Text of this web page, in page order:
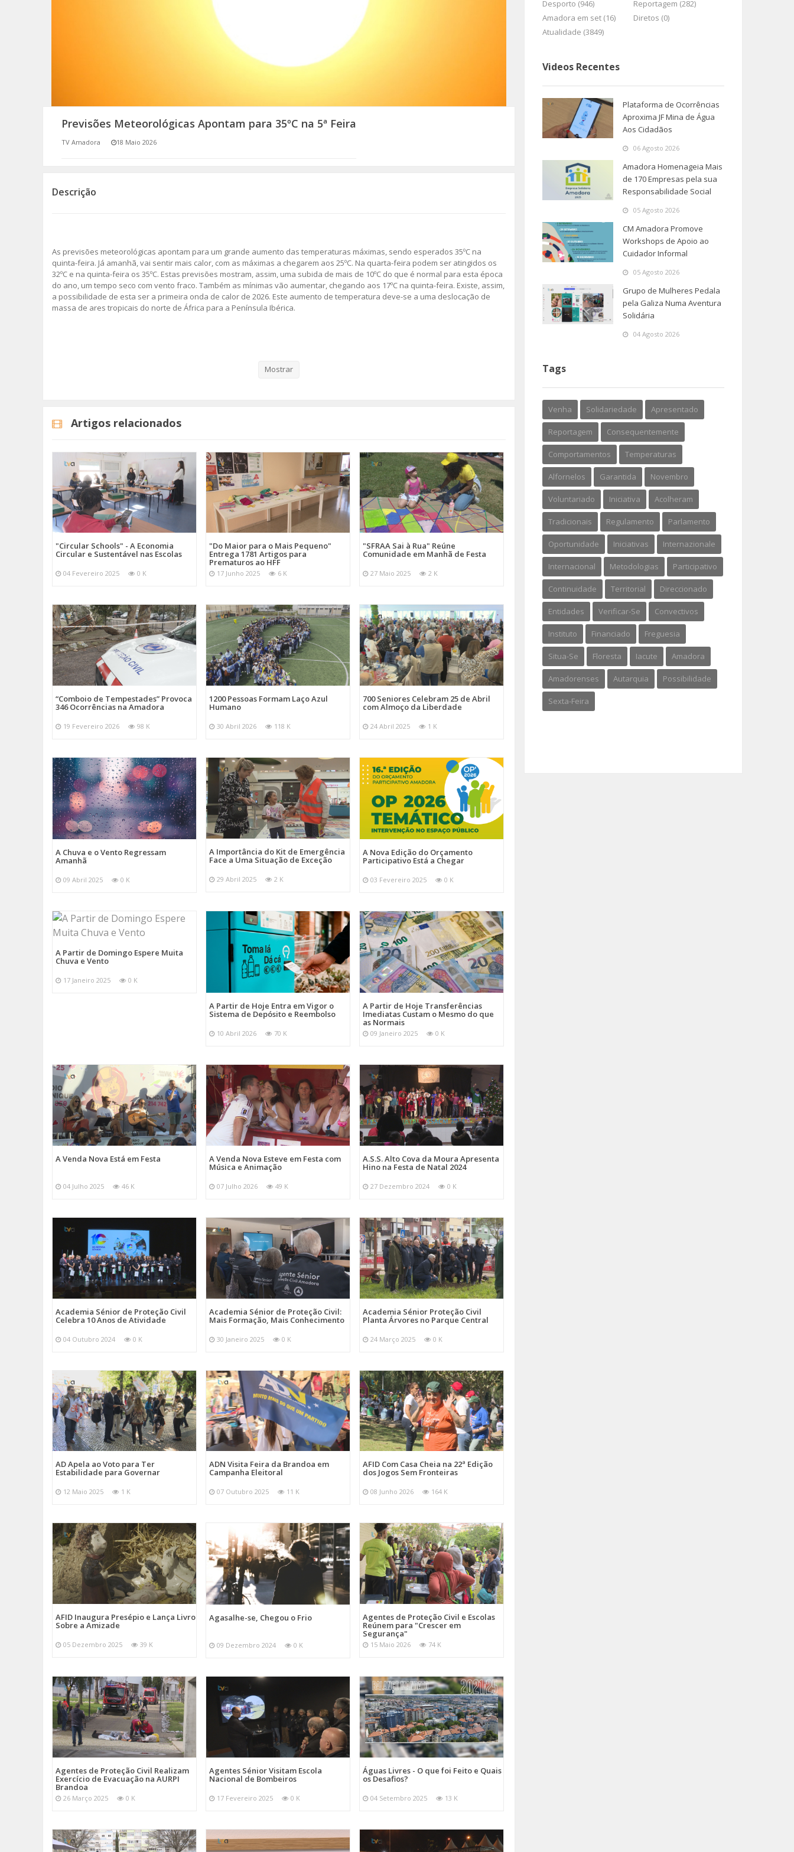
(RE) PENSAMENTOS
Previsões Meteorológicas Apontam para 35ºC na 5ª Feira
TV Amadora 18 Maio 2026
Descrição
As previsões meteorológicas apontam para um grande aumento das temperaturas máximas, sendo esperados 35ºC na
quinta-feira. Já amanhã, vai sentir mais calor, com as máximas a chegarem aos 25ºC. Na quarta-feira podem ser atingidos os
32ºC e na quinta-feira os 35ºC. Estas previsões mostram, assim, uma subida de mais de 10ºC do que é normal para esta época
do ano, um tempo seco com vento fraco. Também as mínimas vão aumentar, chegando aos 17ºC na quinta-feira. Existe, assim,
a possibilidade de esta ser a primeira onda de calor de 2026. Este aumento de temperatura deve-se a uma deslocação de
massa de ares tropicais do norte de África para a Península Ibérica.
Mostrar
Artigos relacionados
"Circular Schools" - A Economia
Circular e Sustentável nas Escolas
04 Fevereiro 2025 0 K
"Do Maior para o Mais Pequeno"
Entrega 1781 Artigos para
Prematuros ao HFF
17 Junho 2025 6 K
"SFRAA Sai à Rua" Reúne
Comunidade em Manhã de Festa
27 Maio 2025 2 K
“Comboio de Tempestades” Provoca
346 Ocorrências na Amadora
19 Fevereiro 2026 98 K
1200 Pessoas Formam Laço Azul
Humano
30 Abril 2026 118 K
700 Seniores Celebram 25 de Abril
com Almoço da Liberdade
24 Abril 2025 1 K
A Chuva e o Vento Regressam
Amanhã
09 Abril 2025 0 K
A Importância do Kit de Emergência
Face a Uma Situação de Exceção
29 Abril 2025 2 K
A Nova Edição do Orçamento
Participativo Está a Chegar
03 Fevereiro 2025 0 K
A Partir de Domingo Espere Muita
Chuva e Vento
17 Janeiro 2025 0 K
A Partir de Hoje Entra em Vigor o
Sistema de Depósito e Reembolso
10 Abril 2026 70 K
A Partir de Hoje Transferências
Imediatas Custam o Mesmo do que
as Normais
09 Janeiro 2025 0 K
A Venda Nova Está em Festa
04 Julho 2025 46 K
A Venda Nova Esteve em Festa com
Música e Animação
07 Julho 2026 49 K
A.S.S. Alto Cova da Moura Apresenta
Hino na Festa de Natal 2024
27 Dezembro 2024 0 K
Academia Sénior de Proteção Civil
Celebra 10 Anos de Atividade
04 Outubro 2024 0 K
Academia Sénior de Proteção Civil:
Mais Formação, Mais Conhecimento
30 Janeiro 2025 0 K
Academia Sénior Proteção Civil
Planta Árvores no Parque Central
24 Março 2025 0 K
AD Apela ao Voto para Ter
Estabilidade para Governar
12 Maio 2025 1 K
ADN Visita Feira da Brandoa em
Campanha Eleitoral
07 Outubro 2025 11 K
AFID Com Casa Cheia na 22ª Edição
dos Jogos Sem Fronteiras
08 Junho 2026 164 K
AFID Inaugura Presépio e Lança Livro
Sobre a Amizade
05 Dezembro 2025 39 K
Agasalhe-se, Chegou o Frio
09 Dezembro 2024 0 K
Agentes de Proteção Civil e Escolas
Reúnem para "Crescer em
Segurança"
15 Maio 2026 74 K
Agentes de Proteção Civil Realizam
Exercício de Evacuação na AURPI
Brandoa
26 Março 2025 0 K
Agentes Sénior Visitam Escola
Nacional de Bombeiros
17 Fevereiro 2025 0 K
Águas Livres - O que foi Feito e Quais
os Desafios?
04 Setembro 2025 13 K
Desporto (946)
Reportagem (282)
Amadora em set (16)
Diretos (0)
Atualidade (3849)
Videos Recentes
Plataforma de Ocorrências
Aproxima JF Mina de Água
Aos Cidadãos
06 Agosto 2026
Amadora Homenageia Mais
de 170 Empresas pela sua
Responsabilidade Social
05 Agosto 2026
CM Amadora Promove
Workshops de Apoio ao
Cuidador Informal
05 Agosto 2026
Grupo de Mulheres Pedala
pela Galiza Numa Aventura
Solidária
04 Agosto 2026
Tags
Venha Solidariedade Apresentado
Reportagem Consequentemente
Comportamentos Temperaturas
Alfornelos Garantida Novembro
Voluntariado Iniciativa Acolheram
Tradicionais Regulamento Parlamento
Oportunidade Iniciativas Internazionale
Internacional Metodologias Participativo
Continuidade Territorial Direccionado
Entidades Verificar-Se Convectivos
Instituto Financiado Freguesia
Situa-Se Floresta Iacute Amadora
Amadorenses Autarquia Possibilidade
Sexta-Feira